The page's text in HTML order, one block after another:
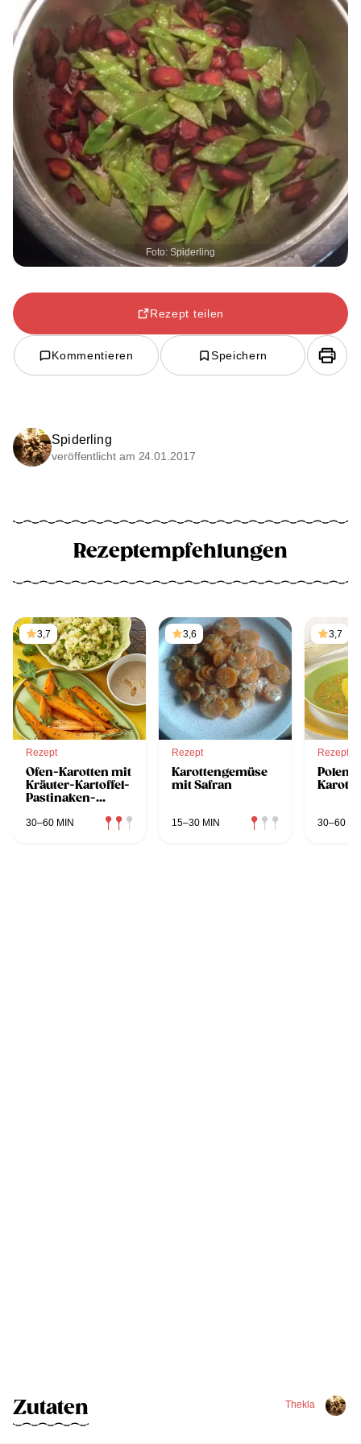
Foto: Spiderling
Rezept teilen
Kommentieren Speichern
Spiderling
veröffentlicht am 24.01.2017
Rezeptempfehlungen
3,7
Rezept
Ofen-Karotten mit
Kräuter-Kartoffel-
Pastinaken-
30–60 MIN
3,6
Rezept
Karottengemüse
mit Safran
15–30 MIN
3,7
Rezept
30–60
Thekla
Zutaten